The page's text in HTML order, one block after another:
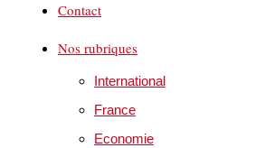
Contact
Nos rubriques
International
France
Economie